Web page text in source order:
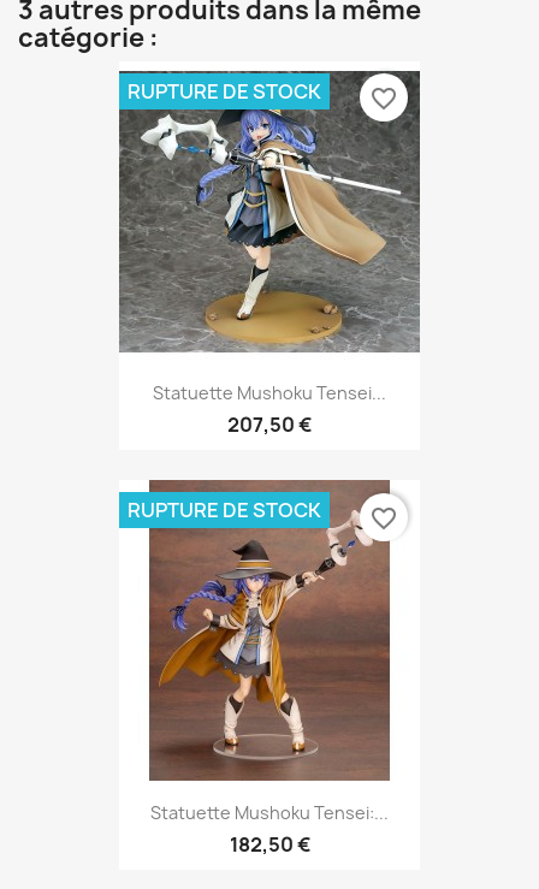
3 autres produits dans la même
catégorie :
Statuette Mushoku Tensei...
207,50 €
RUPTURE DE STOCK favorite_border
Statuette Mushoku Tensei:...
182,50 €
RUPTURE DE STOCK favorite_border